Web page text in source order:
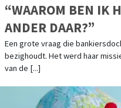
“WAAROM BEN IK
ANDER DAAR?”
Een grote vraag die
bezighoudt. Het werd haar
van de [...]